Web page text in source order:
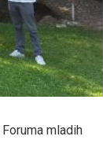
mladih